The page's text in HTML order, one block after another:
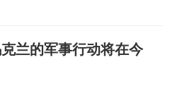
兰的军事行动将在今